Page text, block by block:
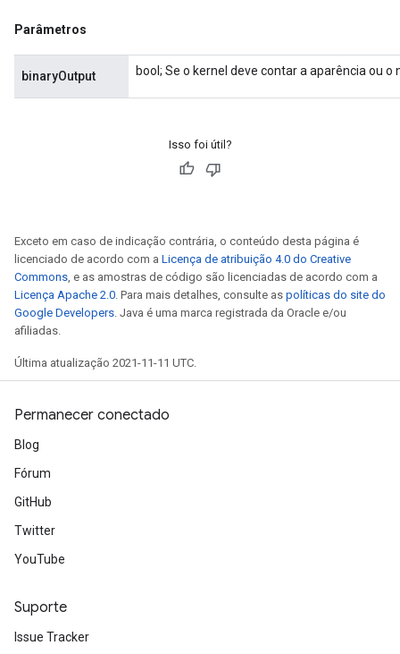
Parâmetros
binaryOutput bool; Se o kernel deve contar a aparência ou
Isso foi útil?
Exceto em caso de indicação contrária, o conteúdo desta página é
licenciado de acordo com a Licença de atribuição 4.0 do Creative
Commons , e as amostras de código são licenciadas de acordo com a
Licença Apache 2.0 . Para mais detalhes, consulte as políticas do site do
Google Developers . Java é uma marca registrada da Oracle e/ou
afiliadas.
Última atualização 2021-11-11 UTC.
Permanecer conectado
Blog
Fórum
GitHub
Twitter
YouTube
Suporte
Issue Tracker